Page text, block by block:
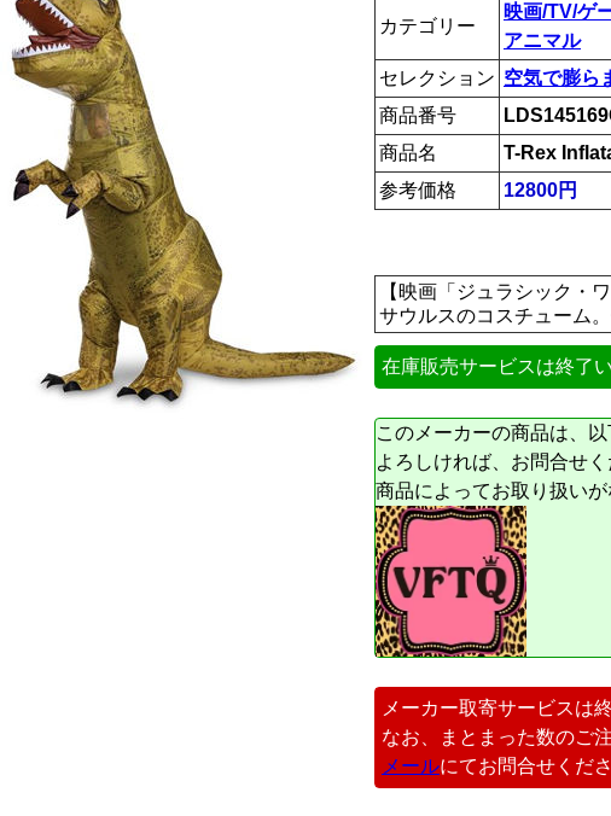
カテゴリー
映画/TV/ゲ
アニマル
セレクション 空気で膨ら
商品番号
商品名
T-Rex
参考価格
12800円
【映画「ジュラシック・
サウルスのコスチューム
在庫販売サービスは終了
このメーカーの商品は、
よろしければ、お問合せく
商品によってお取り扱い
メーカー取寄サービスは
なお、まとまった数のご
メールにてお問合せくださ